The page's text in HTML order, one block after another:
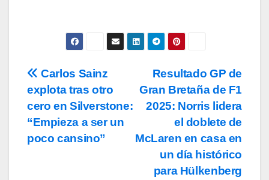
Navegación
de
entradas
Resultado GP de
Gran Bretaña de F1
2025: Norris lidera
el doblete de
McLaren en casa en
un día histórico
para Hülkenberg
Carlos Sainz
explota tras otro
cero en Silverstone:
“Empieza a ser un
poco cansino”